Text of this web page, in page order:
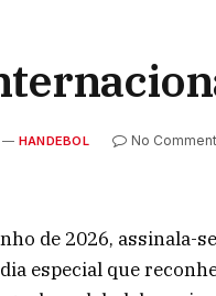
HANDEBOL No
de 2026, assinala-
dia especial que